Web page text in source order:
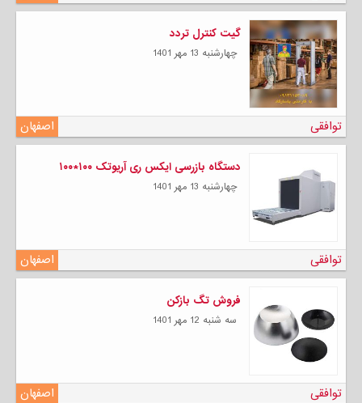
گیت کنترل تردد
چهارشنبه 13 مهر 1401
اصفهان توافقی
دستگاه بازرسی ایکس ری آریوتک ۱۰۰*۱۰۰
چهارشنبه 13 مهر 1401
اصفهان توافقی
فروش تگ بازکن
سه شنبه 12 مهر 1401
اصفهان توافقی